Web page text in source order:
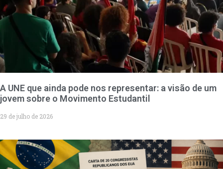
A UNE que ainda pode nos representar: a visão de um
jovem sobre o Movimento Estudantil
29 de julho de 2026